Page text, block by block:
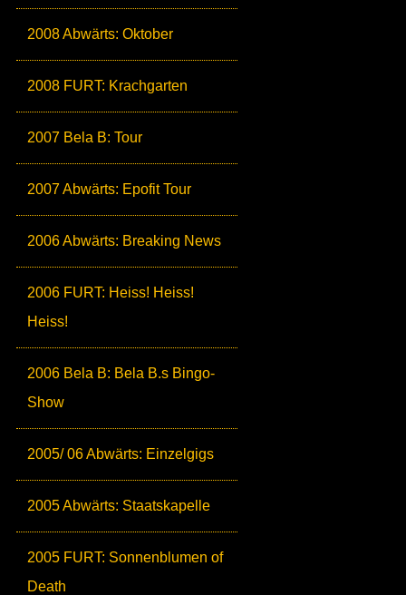
2008 Abwärts: Oktober
2008 FURT: Krachgarten
2007 Bela B: Tour
2007 Abwärts: Epofit Tour
2006 Abwärts: Breaking News
2006 FURT: Heiss! Heiss!
Heiss!
2006 Bela B: Bela B.s Bingo-
Show
2005/ 06 Abwärts: Einzelgigs
2005 Abwärts: Staatskapelle
2005 FURT: Sonnenblumen of
Death